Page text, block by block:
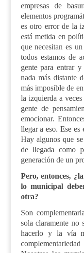
empresas de
elementos
es otro error de la
está metida en
que necesitan es
todos estamos de
gente para entrar
nada más distante
más imposible de
la izquierda a
gente de
emocionar.
llegar a eso. Ese
Hay algunos que
de llegada como
generación de un
Pero, entonces,
lo municipal
otra?
Son
sola claramente no
hacerlo y la vía